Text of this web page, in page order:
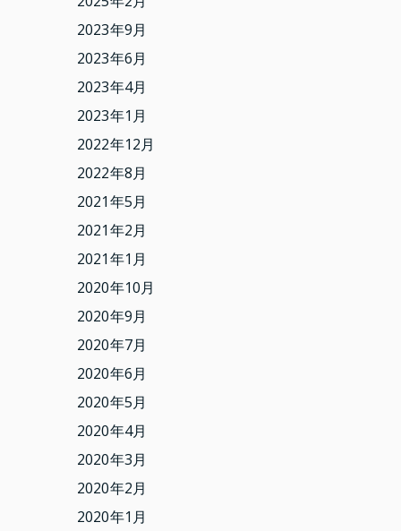
2023年9月
2023年6月
2023年4月
2023年1月
2022年12月
2022年8月
2021年5月
2021年2月
2021年1月
2020年10月
2020年9月
2020年7月
2020年6月
2020年5月
2020年4月
2020年3月
2020年2月
2020年1月